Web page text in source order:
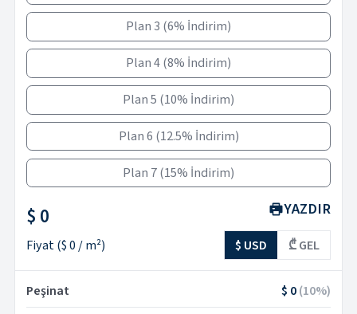
Plan 3 (6% İndirim)
Plan 4(8% İndirim)
Plan 5 (10% İndirim)
Plan 6 ( 12.5% İndirim)
Plan 7(15% İndirim)
$ 0
Fiyat($ 0 / m²)
YAZDIR
$ USD ₾ GEL
Peşinat $ 0(10%)